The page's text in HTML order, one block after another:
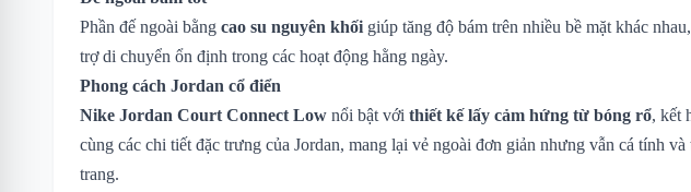
Phần đế ngoài bằng cao su nguyên khối giúp tăng độ bám trên nhiều bề mặt khác
trợ di chuyển ổn định trong các hoạt động hằng ngày.
Phong cách Jordan cổ điển
Nike Jordan Court Connect Low nổi bật với thiết kế lấy cảm hứng từ bóng rổ, kết
cùng các chi tiết đặc trưng của Jordan, mang lại vẻ ngoài đơn giản nhưng vẫn cá tính và
trang.